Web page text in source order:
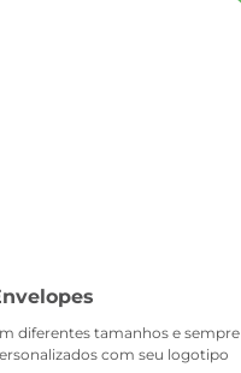
diferentes tamanhos e sempre
com seu logotipo